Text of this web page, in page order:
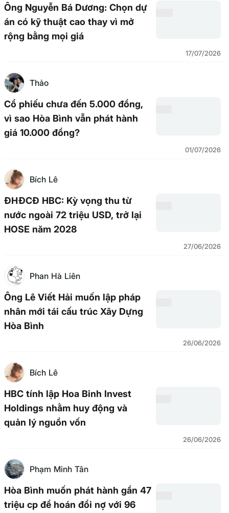
Ông Nguyễn Bá Dương: Chọn dự
án có kỹ thuật cao thay vì mở
rộng bằng mọi giá
17/07/2026
Thảo
Cổ phiếu chưa đến 5.000 đồng,
vì sao Hòa Bình vẫn phát hành
giá 10.000 đồng?
01/07/2026
Bích Lê
ĐHĐCĐ HBC: Kỳ vọng thu từ
nước ngoài 72 triệu USD, trở lại
HOSE năm 2028
27/06/2026
Phan Hà Liên
Ông Lê Viết Hải muốn lập pháp
nhân mới tái cấu trúc Xây Dựng
Hòa Bình
26/06/2026
Bích Lê
HBC tính lập Hoa Binh Invest
Holdings nhằm huy động và
quản lý nguồn vốn
26/06/2026
Phạm Minh Tân
Hòa Bình muốn phát hành gần 47
triệu cp để hoán đổi nợ với 96